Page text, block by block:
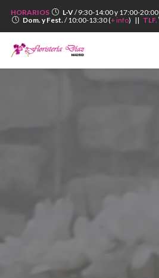
HORARIOS L-V/ 9:30-14:00 y 17:00-20:00
Dom. y Fest./ 10:00-13:30 (+ info) || TLF.